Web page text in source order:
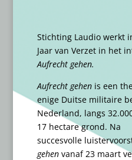
Stichting Laudio werkt
Jaar van Verzet in het
Aufrecht gehen.
Aufrecht gehenis een
enige Duitse militaire
Nederland, langs
17 hectare grond. Na
succesvolle
gehenvanaf 23 maart